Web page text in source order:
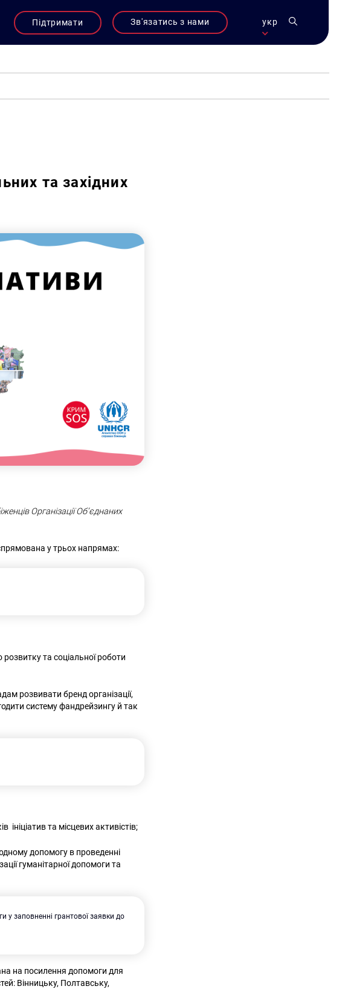
Підтримати Зв'язатись з нами укр
та західних
Організації Об’єднаних
у трьох напрямах:
розвитку та соціальної роботи
розвивати бренд організації,
систему фандрейзингу й так
та місцевих активістів;
допомогу в проведенні
гуманітарної допомоги та
у заповненні грантової заявки до
на посилення допомоги для
Вінницьку, Полтавську,